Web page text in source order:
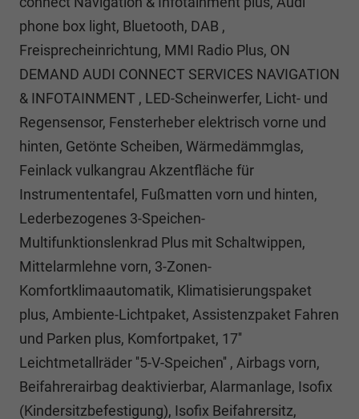
phone box light, Bluetooth, DAB ,
Freisprecheinrichtung, MMI Radio Plus, ON
DEMAND AUDI CONNECT SERVICES NAVIGATION
& INFOTAINMENT , LED-Scheinwerfer, Licht- und
Regensensor, Fensterheber elektrisch vorne und
hinten, Getönte Scheiben, Wärmedämmglas,
Feinlack vulkangrau Akzentfläche für
Instrumententafel, Fußmatten vorn und hinten,
Lederbezogenes 3-Speichen-
Multifunktionslenkrad Plus mit Schaltwippen,
Mittelarmlehne vorn, 3-Zonen-
Komfortklimaautomatik, Klimatisierungspaket
plus, Ambiente-Lichtpaket, Assistenzpaket Fahren
und Parken plus, Komfortpaket, 17''
Leichtmetallräder ''5-V-Speichen'' , Airbags vorn,
Beifahrerairbag deaktivierbar, Alarmanlage, Isofix
(Kindersitzbefestigung), Isofix Beifahrersitz,